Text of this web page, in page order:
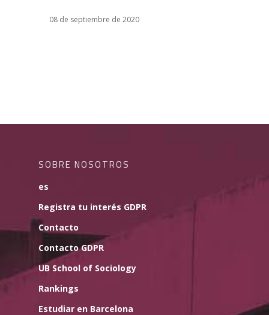
08 de septiembre de 2020
SOBRE NOSOTROS
es
Registra tu interés GDPR
Contacto
Contacto GDPR
UB School of Sociology
Rankings
Estudiar en Barcelona